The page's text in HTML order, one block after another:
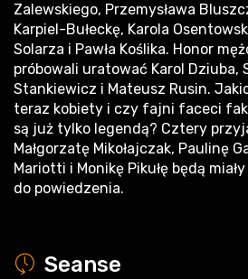
Zalewskiego, Przemysława
Karpiel-Bułeckę, Karola
Solarza i Pawła Koślika. Honor
próbowali uratować Karol Dziuba,
Stankiewicz i Mateusz Rusin.
teraz kobiety i czy fajni faceci
są już tylko legendą? Cztery
Małgorzatę Mikołajczak, Paulinę
Mariotti i Monikę Pikułę będą
do powiedzenia.
a Seanse